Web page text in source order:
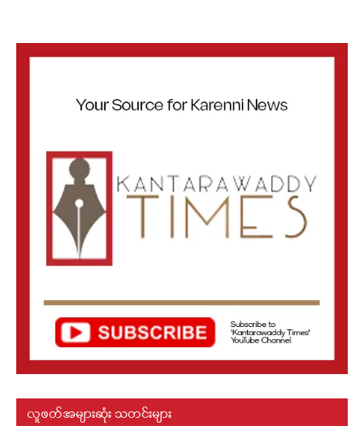
လူဖတ်အများဆုံး သတင်းများ